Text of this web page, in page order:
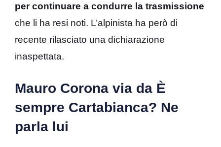
per continuare a condurre la trasmissione
che li ha resi noti. L’alpinista ha però di
recente rilasciato una dichiarazione
inaspettata.
Mauro Corona via da È
sempre Cartabianca? Ne
parla lui